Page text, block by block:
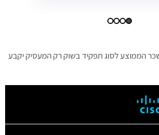
הממוצע לסוג תפקיד בשוק רק המעסיק יקבע